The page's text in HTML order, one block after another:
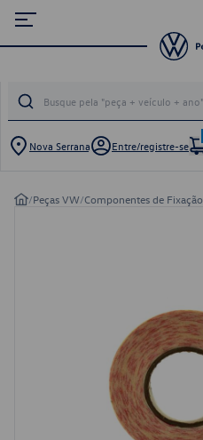
Nova Serrana Entre/registre-se
/Peças VW/Componentes de Fixação